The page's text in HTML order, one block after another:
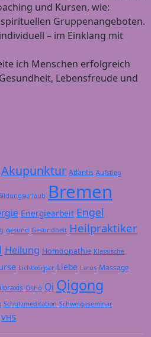
und Kursen, wie:
Gruppenangeboten.
– im Einklang mit
ich Menschen erfolgreich
Lebensfreude und
Akupunktur Atlantis Aufstieg
Bremen
Energiearbeit Engel
gesund Gesundheit Heilpraktiker
Heilung Homöopathie Klassische
Lichtkörper Liebe Lotus Massage
Osho Qi Qigong
Schutzmeditation Schweigeseminar
VHS